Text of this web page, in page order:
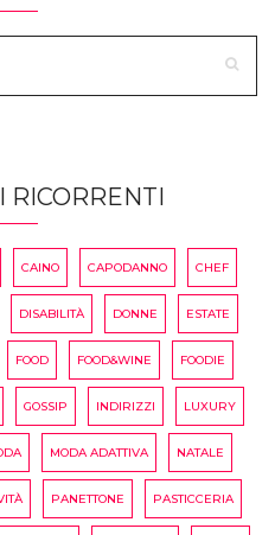
RICORRENTI
CAINO CAPODANNO CHEF
DISABILITÀ DONNE ESTATE
FOOD FOOD&WINE FOODIE
GOSSIP INDIRIZZI LUXURY
MODA ADATTIVA NATALE
PANETTONE PASTICCERIA